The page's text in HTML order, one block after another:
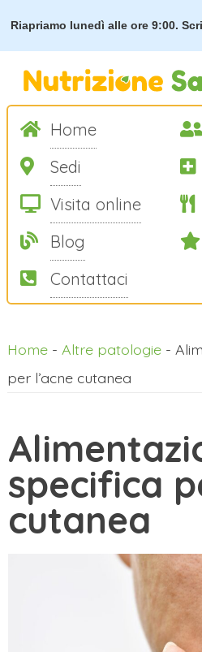
Riapriamo lunedì alle ore 9:00.
Home
Sedi
Visita online
Blog
Contattaci
Home- Altre patologie-
per l’acne cutanea
specifica
cutanea